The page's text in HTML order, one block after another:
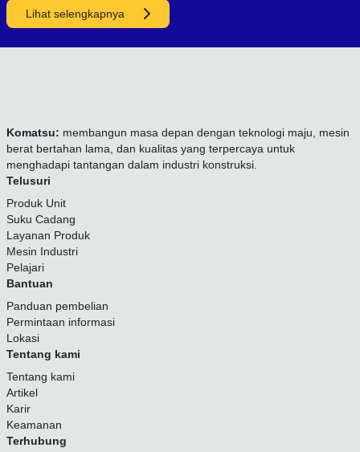
Lihat selengkapnya
Komatsu: membangun masa depan dengan teknologi maju, mesin
berat bertahan lama, dan kualitas yang terpercaya untuk
menghadapi tantangan dalam industri konstruksi.
Telusuri
Produk Unit
Suku Cadang
Layanan Produk
Mesin Industri
Pelajari
Bantuan
Panduan pembelian
Permintaan informasi
Lokasi
Tentang kami
Tentang kami
Artikel
Karir
Keamanan
Terhubung